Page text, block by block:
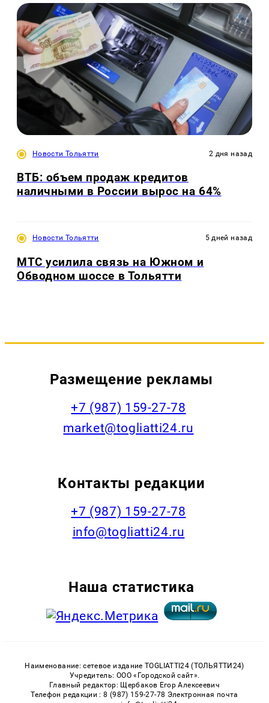
Новости Тольятти 2 дня назад
ВТБ: объем продаж кредитов
наличными в России вырос на 64%
Новости Тольятти 5 дней назад
МТС усилила связь на Южном и
Обводном шоссе в Тольятти
Размещение рекламы
+7 (987) 159-27-78
market@togliatti24.ru
Контакты редакции
+7 (987) 159-27-78
info@togliatti24.ru
Наша статистика
Наименование: сетевое издание TOGLIATTI24 (ТОЛЬЯТТИ24)
Учредитель: ООО «Городской сайт».
Главный редактор: Щербаков Егор Алексеевич
Телефон редакции : 8 (987) 159-27-78 Электронная почта